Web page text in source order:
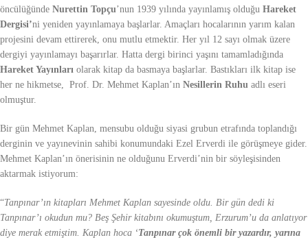
öncülüğünde Nurettin Topçu’nun 1939 yılında yayınlamış olduğu Hareket
Dergisi’ni yeniden yayınlamaya başlarlar. Amaçları hocalarının yarım kalan
projesini devam ettirerek, onu mutlu etmektir. Her yıl 12 sayı olmak üzere
dergiyi yayınlamayı başarırlar. Hatta dergi birinci yaşını tamamladığında
Hareket Yayınları olarak kitap da basmaya başlarlar. Bastıkları ilk kitap ise
her ne hikmetse, Prof. Dr. Mehmet Kaplan’ın Nesillerin Ruhu adlı eseri
olmuştur.
Bir gün Mehmet Kaplan, mensubu olduğu siyasi grubun etrafında toplandığı
derginin ve yayınevinin sahibi konumundaki Ezel Erverdi ile görüşmeye gider.
Mehmet Kaplan’ın önerisinin ne olduğunu Erverdi’nin bir söyleşisinden
aktarmak istiyorum:
“Tanpınar’ın kitapları Mehmet Kaplan sayesinde oldu. Bir gün dedi ki
Tanpınar’ı okudun mu? Beş Şehir kitabını okumuştum, Erzurum’u da anlatıyor
diye merak etmiştim. Kaplan hoca ‘Tanpınar çok önemli bir yazardır, yarına